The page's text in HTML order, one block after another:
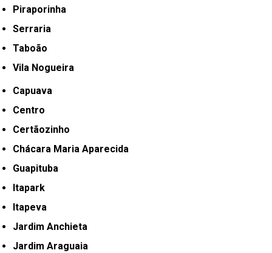
Piraporinha
Serraria
Taboão
Vila Nogueira
Capuava
Centro
Certãozinho
Chácara Maria Aparecida
Guapituba
Itapark
Itapeva
Jardim Anchieta
Jardim Araguaia